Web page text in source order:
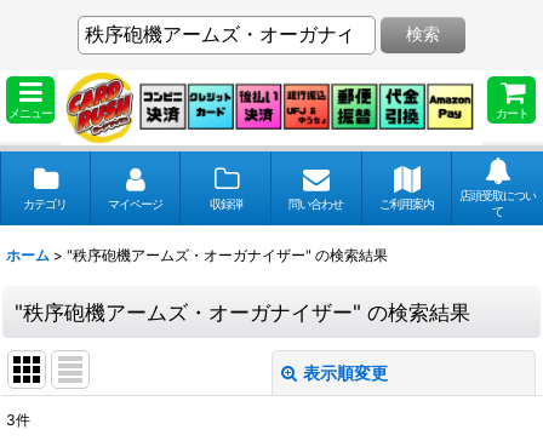
メニュー カート
検索
カテゴリ マイページ 収録弾 問い合わせ ご利用案内
店頭受取につい
て
ホーム > "秩序砲機アームズ・オーガナイザー" の検索結果
"秩序砲機アームズ・オーガナイザー" の検索結果
表示順変更
3件